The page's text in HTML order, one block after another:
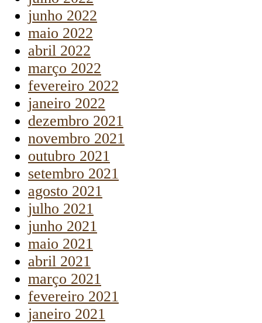
junho 2022
maio 2022
abril 2022
março 2022
fevereiro 2022
janeiro 2022
dezembro 2021
novembro 2021
outubro 2021
setembro 2021
agosto 2021
julho 2021
junho 2021
maio 2021
abril 2021
março 2021
fevereiro 2021
janeiro 2021